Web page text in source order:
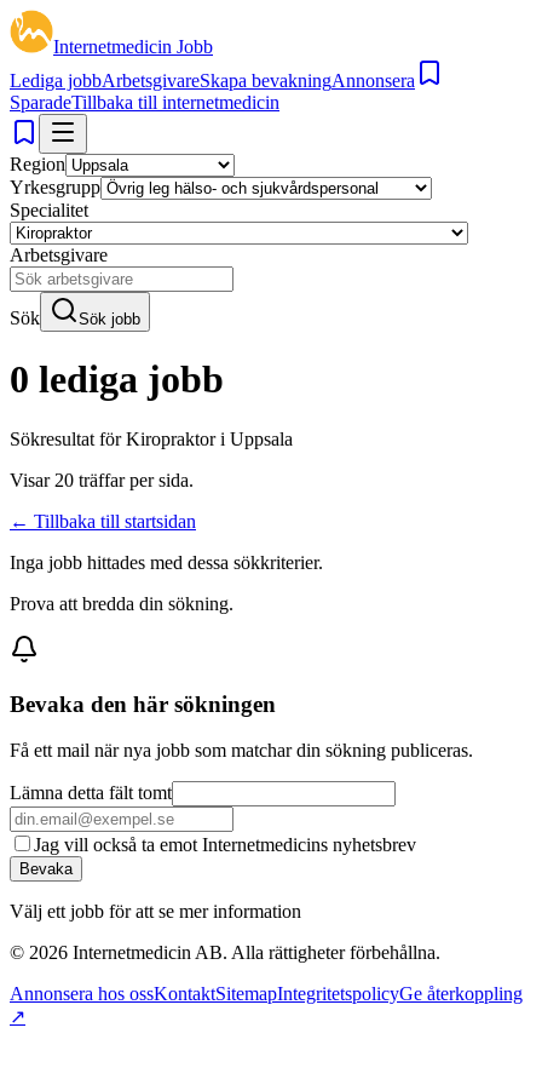
Internetmedicin Jobb
Lediga jobbArbetsgivareSkapa bevakningAnnonsera
SparadeTillbaka till internetmedicin
Region
Yrkesgrupp
Specialitet
Arbetsgivare
Sök Sök jobb
0 lediga jobb
Sökresultat förKiropraktor i Uppsala
Visar 20 träffar per sida.
← Tillbaka till startsidan
Inga jobb hittades med dessa sökkriterier.
Prova att bredda din sökning.
Bevaka den här sökningen
Få ett mail när nya jobb som matchar din sökning publiceras.
Lämna detta fält tomt
Jag vill också ta emot Internetmedicins nyhetsbrev
Bevaka
Välj ett jobb för att se mer information
© 2026 Internetmedicin AB. Alla rättigheter förbehållna.
Annonsera hos ossKontaktSitemapIntegritetspolicyGe återkoppling
↗